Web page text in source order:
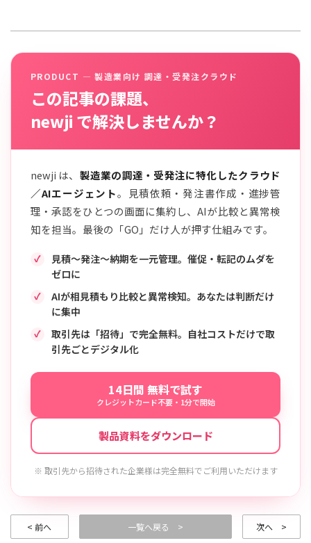
PRODUCT — 製造業向け 調達・受発注クラウド
この記事の課題、
newji で解決しませんか？
newji は、 製造業の調達・受発注に特化したクラウド
／AIエージェント。見積依頼・発注書作成・進捗管
理・承認をひとつの画面に集約し、AIが比較と異常検
知を担当。最後の「GO」だけ人が押す仕組みです。
見積〜発注〜納期を一元管理。催促・転記のムダを
ゼロに
AIが相見積もり比較と異常検知。あなたは判断だけ
に集中
取引先は「招待」で完全無料。自社コストだけで取
引先ごとデジタル化
14日間 無料で試す
クレジットカード不要・1分で開始
製品資料をダウンロード
※ 取引先から招待された企業様は完全無料でご利用いただけます
< 前へ 一覧へ戻る > 次へ >